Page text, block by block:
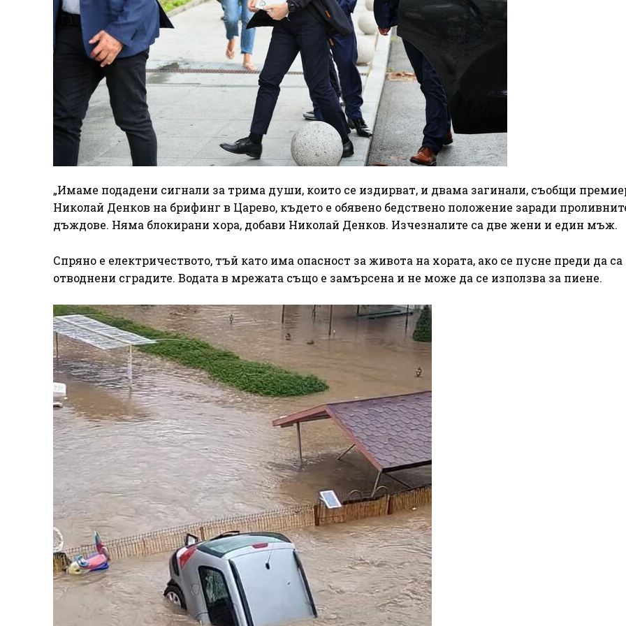
„Имаме подадени сигнали за трима души, които се издирват, и двама загинали, съобщи
Николай Денков на брифинг в Царево, където е обявено бедствено положение заради
дъждове. Няма блокирани хора, добави Николай Денков. Изчезналите са две жени и един мъж.
Спряно е електричеството, тъй като има опасност за живота на хората, ако се пусне преди да са
отводнени сградите. Водата в мрежата също е замърсена и не може да се използва за пиене.